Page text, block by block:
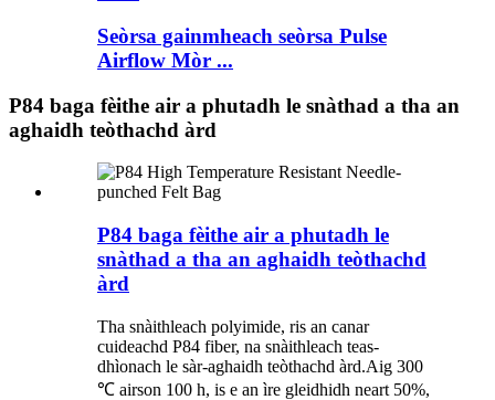
Seòrsa gainmheach seòrsa Pulse
Airflow Mòr ...
P84 baga fèithe air a phutadh le snàthad a tha an
aghaidh teòthachd àrd
P84 baga fèithe air a phutadh le
snàthad a tha an aghaidh teòthachd
àrd
Tha snàithleach polyimide, ris an canar
cuideachd P84 fiber, na snàithleach teas-
dhìonach le sàr-aghaidh teòthachd àrd.Aig 300
℃ airson 100 h, is e an ìre gleidhidh neart 50%,